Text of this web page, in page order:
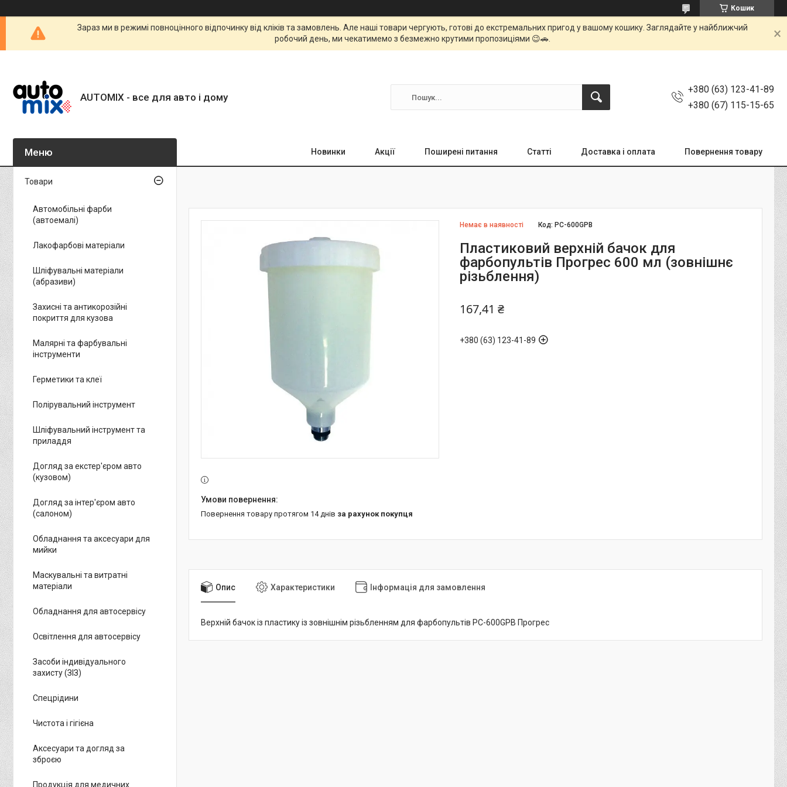
Кошик
Зараз ми в режимі повноцінного відпочинку від кліків та замовлень. Але наші товари чергують, готові до екстремальних пригод у вашому кошику. Заглядайте у найближчий
робочий день, ми чекатимемо з безмежно крутими пропозиціями 😉🚗.
AUTOMIX - все для авто і дому
+380 (63) 123-41-89
+380 (67) 115-15-65
Новинки Акції Поширені питання Статті Доставка і оплата Повернення товару
Немає в наявності Код: PC-600GPB
Пластиковий верхній бачок для
фарбопультів Прогрес 600 мл (зовнішнє
різьблення)
167,41 ₴
+380 (63) 123-41-89
повернення товару протягом 14 днів за рахунок покупця
Опис Характеристики Інформація для замовлення
Верхній бачок із пластику із зовнішнім різьбленням для фарбопультів PC-600GPB Прогрес
Товари
Автомобільні фарби
(автоемалі)
Лакофарбові матеріали
Шліфувальні матеріали
(абразиви)
Захисні та антикорозійні
покриття для кузова
Малярні та фарбувальні
інструменти
Герметики та клеї
Полірувальний інструмент
Шліфувальний інструмент та
приладдя
Догляд за екстер'єром авто
(кузовом)
Догляд за інтер'єром авто
(салоном)
Обладнання та аксесуари для
мийки
Маскувальні та витратні
матеріали
Обладнання для автосервісу
Освітлення для автосервісу
Засоби індивідуального
захисту (ЗІЗ)
Спецрідини
Чистота і гігієна
Аксесуари та догляд за
зброєю
Продукція для медичних